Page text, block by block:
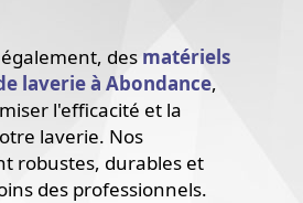
des matériels
laverie à Abondance,
l'efficacité et la
laverie. Nos
robustes, durables et
des professionnels.